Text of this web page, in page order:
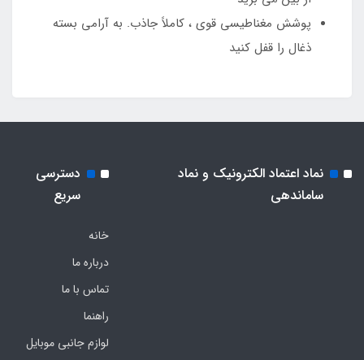
پوشش مغناطیسی قوی ، کاملاً جاذب. به آرامی بسته
ذغال را قفل کنید
نماد اعتماد الکترونیک و نماد
ساماندهی
دسترسی
سریع
خانه
درباره ما
تماس با ما
راهنما
لوازم جانبی موبایل